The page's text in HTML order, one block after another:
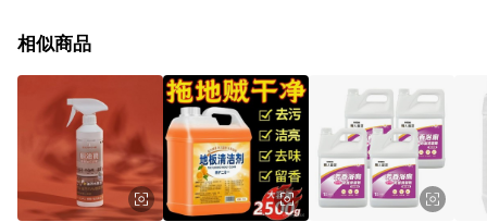
球嚴選、商城、專案商品、「草莓網」全館商品。 4. 如取消訂
回饋。 5. 點數回饋會扣除所有折扣優惠後之最終發票金額計算，
實際回饋請依LINE購物通知為主。 6. 訂單如有使用東森購物
ETMall站內之折扣優惠(包含但不限於東森幣、樂透金、東森現金
券等)，不具點數回饋資格。詳細請依東森購物ETMall之結帳頁面
顯示為準。 7. LINE購物設有「單一商品最高回饋點數」機制(特
殊活動時開放「回饋無上限」)，以同一訂單中同一商品不論件數
計算，並依訂單成立時間當下LINE購物所設定的回饋機制為準。
相似商品